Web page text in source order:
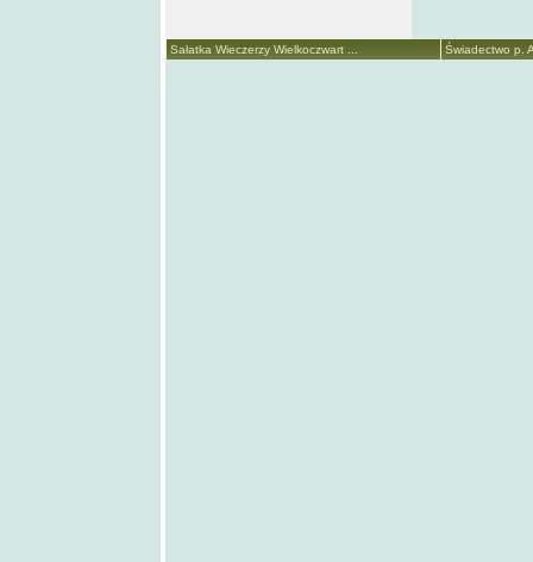
Sałatka Wieczerzy Wielkoczwart ... Świadectwo p.